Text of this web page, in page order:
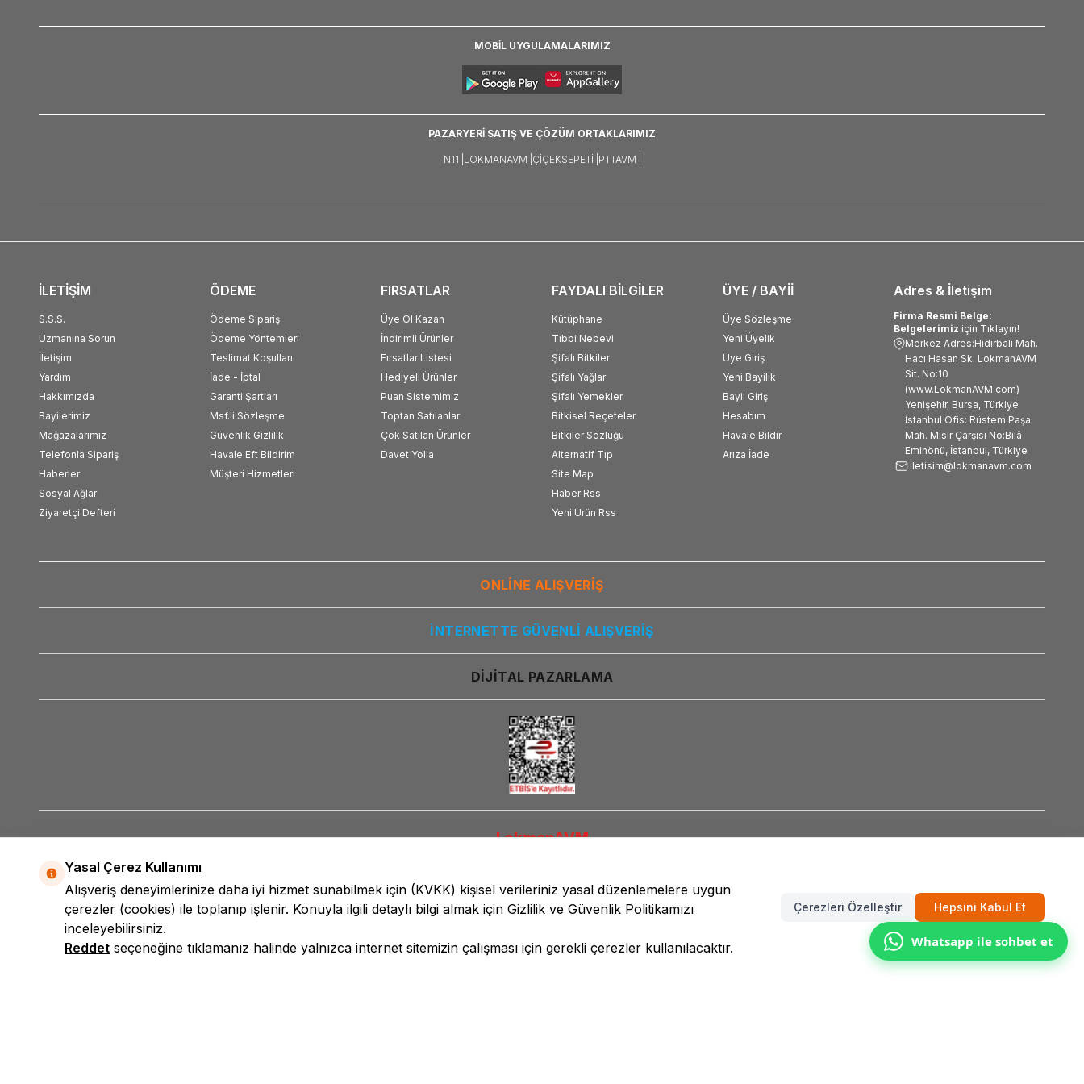
Whatsapp ile sohbet et
MOBİL UYGULAMALARIMIZ
PAZARYERİ SATIŞ VE ÇÖZÜM ORTAKLARIMIZ
N11 | LOKMANAVM | ÇIÇEKSEPETI | PTTAVM |
Adres & İletişim
Firma Resmi Belge:
Belgelerimiz için Tıklayın!
Merkez Adres:Hıdırbali Mah.
Hacı Hasan Sk. LokmanAVM
Sit. No:10
(www.LokmanAVM.com)
Yenişehir, Bursa, Türkiye
İstanbul Ofis: Rüstem Paşa
Mah. Mısır Çarşısı No:Bilâ
Eminönü, İstanbul, Türkiye
iletisim@lokmanavm.com
İLETİŞİM
S.S.S.
Uzmanına Sorun
İletişim
Yardım
Hakkımızda
Bayilerimiz
Mağazalarımız
Telefonla Sipariş
Haberler
Sosyal Ağlar
Ziyaretçi Defteri
ÖDEME
Ödeme Sipariş
Ödeme Yöntemleri
Teslimat Koşulları
İade - İptal
Garanti Şartları
Msf.li Sözleşme
Güvenlik Gizlilik
Havale Eft Bildirim
Müşteri Hizmetleri
FIRSATLAR
Üye Ol Kazan
İndirimli Ürünler
Fırsatlar Listesi
Hediyeli Ürünler
Puan Sistemimiz
Toptan Satılanlar
Çok Satılan Ürünler
Davet Yolla
FAYDALI BİLGİLER
Kütüphane
Tıbbi Nebevi
Şifalı Bitkiler
Şifalı Yağlar
Şifalı Yemekler
Bitkisel Reçeteler
Bitkiler Sözlüğü
Alternatif Tıp
Site Map
Haber Rss
Yeni Ürün Rss
ÜYE / BAYİİ
Üye Sözleşme
Yeni Üyelik
Üye Giriş
Yeni Bayilik
Bayii Giriş
Hesabım
Havale Bildir
Arıza İade
ONLİNE ALIŞVERİŞ
İNTERNETTE GÜVENLİ ALIŞVERİŞ
DİJİTAL PAZARLAMA
LokmanAVM
Yasal Çerez Kullanımı
Alışveriş deneyimlerinize daha iyi hizmet sunabilmek için (KVKK) kişisel verileriniz yasal düzenlemelere uygun
çerezler (cookies) ile toplanıp işlenir. Konuyla ilgili detaylı bilgi almak için Gizlilik ve Güvenlik Politikamızı
inceleyebilirsiniz.
Reddet seçeneğine tıklamanız halinde yalnızca internet sitemizin çalışması için gerekli çerezler kullanılacaktır.
Çerezleri Özelleştir Hepsini Kabul Et